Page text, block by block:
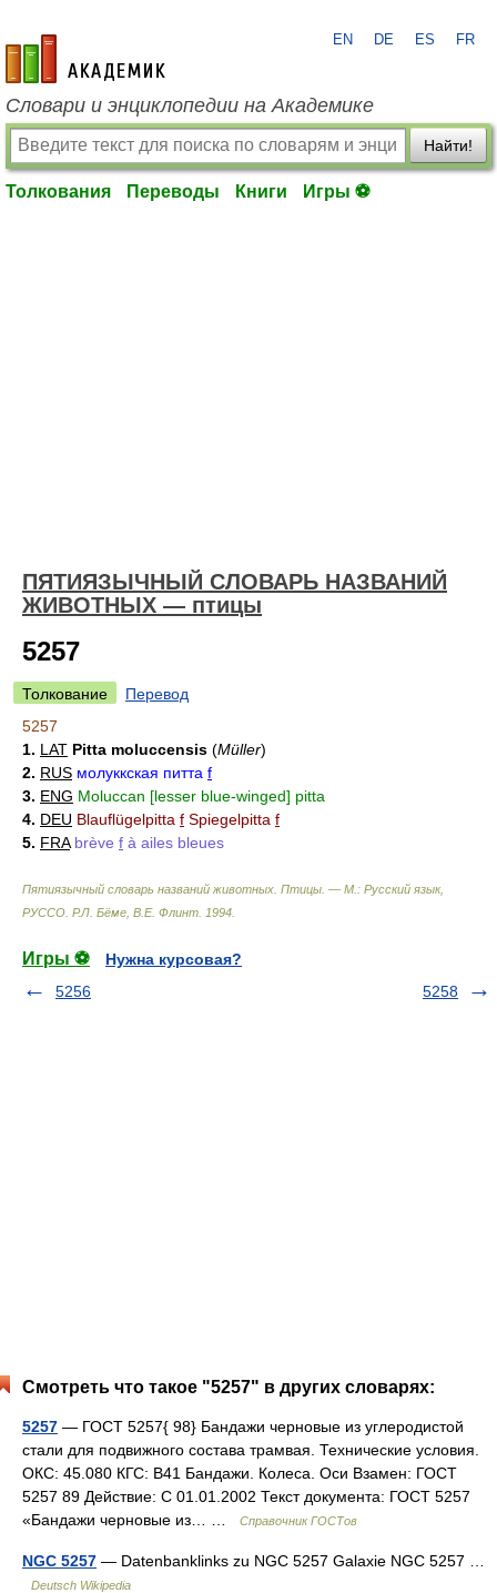
academic.ru
EN DE ES FR
Словари и энциклопедии на Академике
Найти!
Толкования Переводы Книги Игры ⚽
ПЯТИЯЗЫЧНЫЙ СЛОВАРЬ НАЗВАНИЙ
ЖИВОТНЫХ — птицы
5257
Толкование
Перевод
5257
1. LAT Pitta moluccensis (Müller)
2. RUS молуккская питта f
3. ENG Moluccan [lesser blue-winged] pitta
4. DEU Blauflügelpitta f Spiegelpitta f
5. FRA brève f à ailes bleues
Пятиязычный словарь названий животных. Птицы. — М.: Русский язык,
РУССО Р.Л. Бёме, В.Е. Флинт 1994
Игры ⚽
Нужна курсовая?
5256
5258
Смотреть что такое "5257" в других словарях:
5257 — ГОСТ 5257{ 98} Бандажи черновые из углеродистой
стали для подвижного состава трамвая. Технические условия.
ОКС: 45.080 КГС: В41 Бандажи. Колеса. Оси Взамен: ГОСТ
5257 89 Действие: С 01.01.2002 Текст документа: ГОСТ 5257
«Бандажи черновые из… …
Справочник ГОСТов
NGC 5257 — Datenbanklinks zu NGC 5257 Galaxie NGC 5257 …
Deutsch Wikipedia